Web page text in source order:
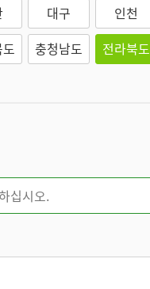
대구 인천
충청남도 전라북도